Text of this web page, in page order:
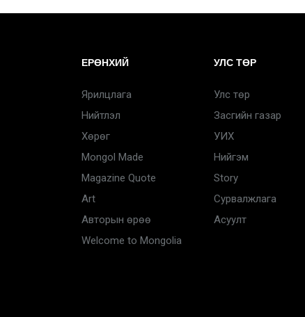
ЕРӨНХИЙ
Ярилцлага
Нийтлэл
Хөрөг
Mongol Made
Magazine Quote
Art
Авторын өрөө
Welcome to Mongolia
УЛС ТӨР
Улс төр
Засгийн газар
УИХ
Нийгэм
Story
Сурвалжлага
Асуулт